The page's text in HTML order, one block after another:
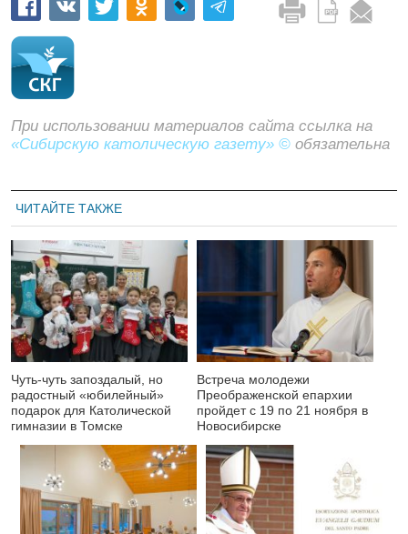
При использовании материалов сайта ссылка на
«Сибирскую католическую газету» © обязательна
ЧИТАЙТЕ ТАКЖЕ
Чуть-чуть запоздалый, но
радостный «юбилейный»
подарок для Католической
гимназии в Томске
Встреча молодежи
Преображенской епархии
пройдет с 19 по 21 ноября в
Новосибирске